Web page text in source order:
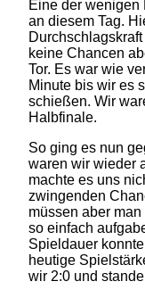
Eine der wenigen
an diesem Tag.
keine Chancen
Tor. Es war wie
Minute bis wir es
schießen. Wir
Halbfinale.
So ging es nun
waren wir wieder
machte es uns
zwingenden
müssen aber
so einfach
Spieldauer
heutige
wir 2:0 und